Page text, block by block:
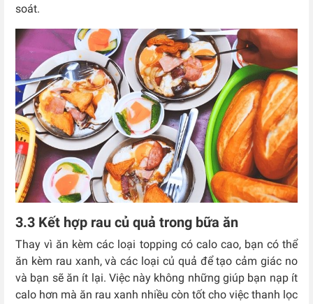
soát.
3.3 Kết hợp rau củ quả trong bữa ăn
Thay vì ăn kèm các loại topping có calo cao, bạn có thể
ăn kèm rau xanh, và các loại củ quả để tạo cảm giác no
và bạn sẽ ăn ít lại. Việc này không những giúp bạn nạp ít
calo hơn mà ăn rau xanh nhiều còn tốt cho việc thanh lọc